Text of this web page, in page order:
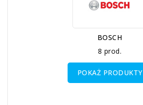
BOSCH
8 prod.
POKAŻ PRODUKTY